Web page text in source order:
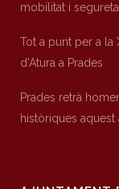
mobilitat i
Tot a punt per a la
d’Atura a Prades
Prades retrà
històriques aquest